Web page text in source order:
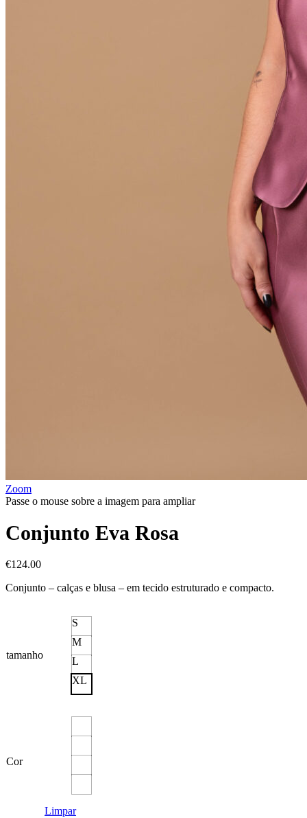
Zoom
Passe o mouse sobre a imagem para ampliar
Conjunto Eva Rosa
€124.00
Conjunto – calças e blusa – em tecido estruturado e compacto.
tamanho
S
M
L
XL
Cor
Limpar